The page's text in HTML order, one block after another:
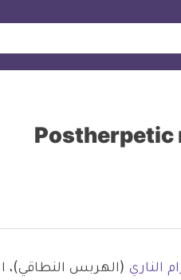
الناري (الهربس النطاقي)،